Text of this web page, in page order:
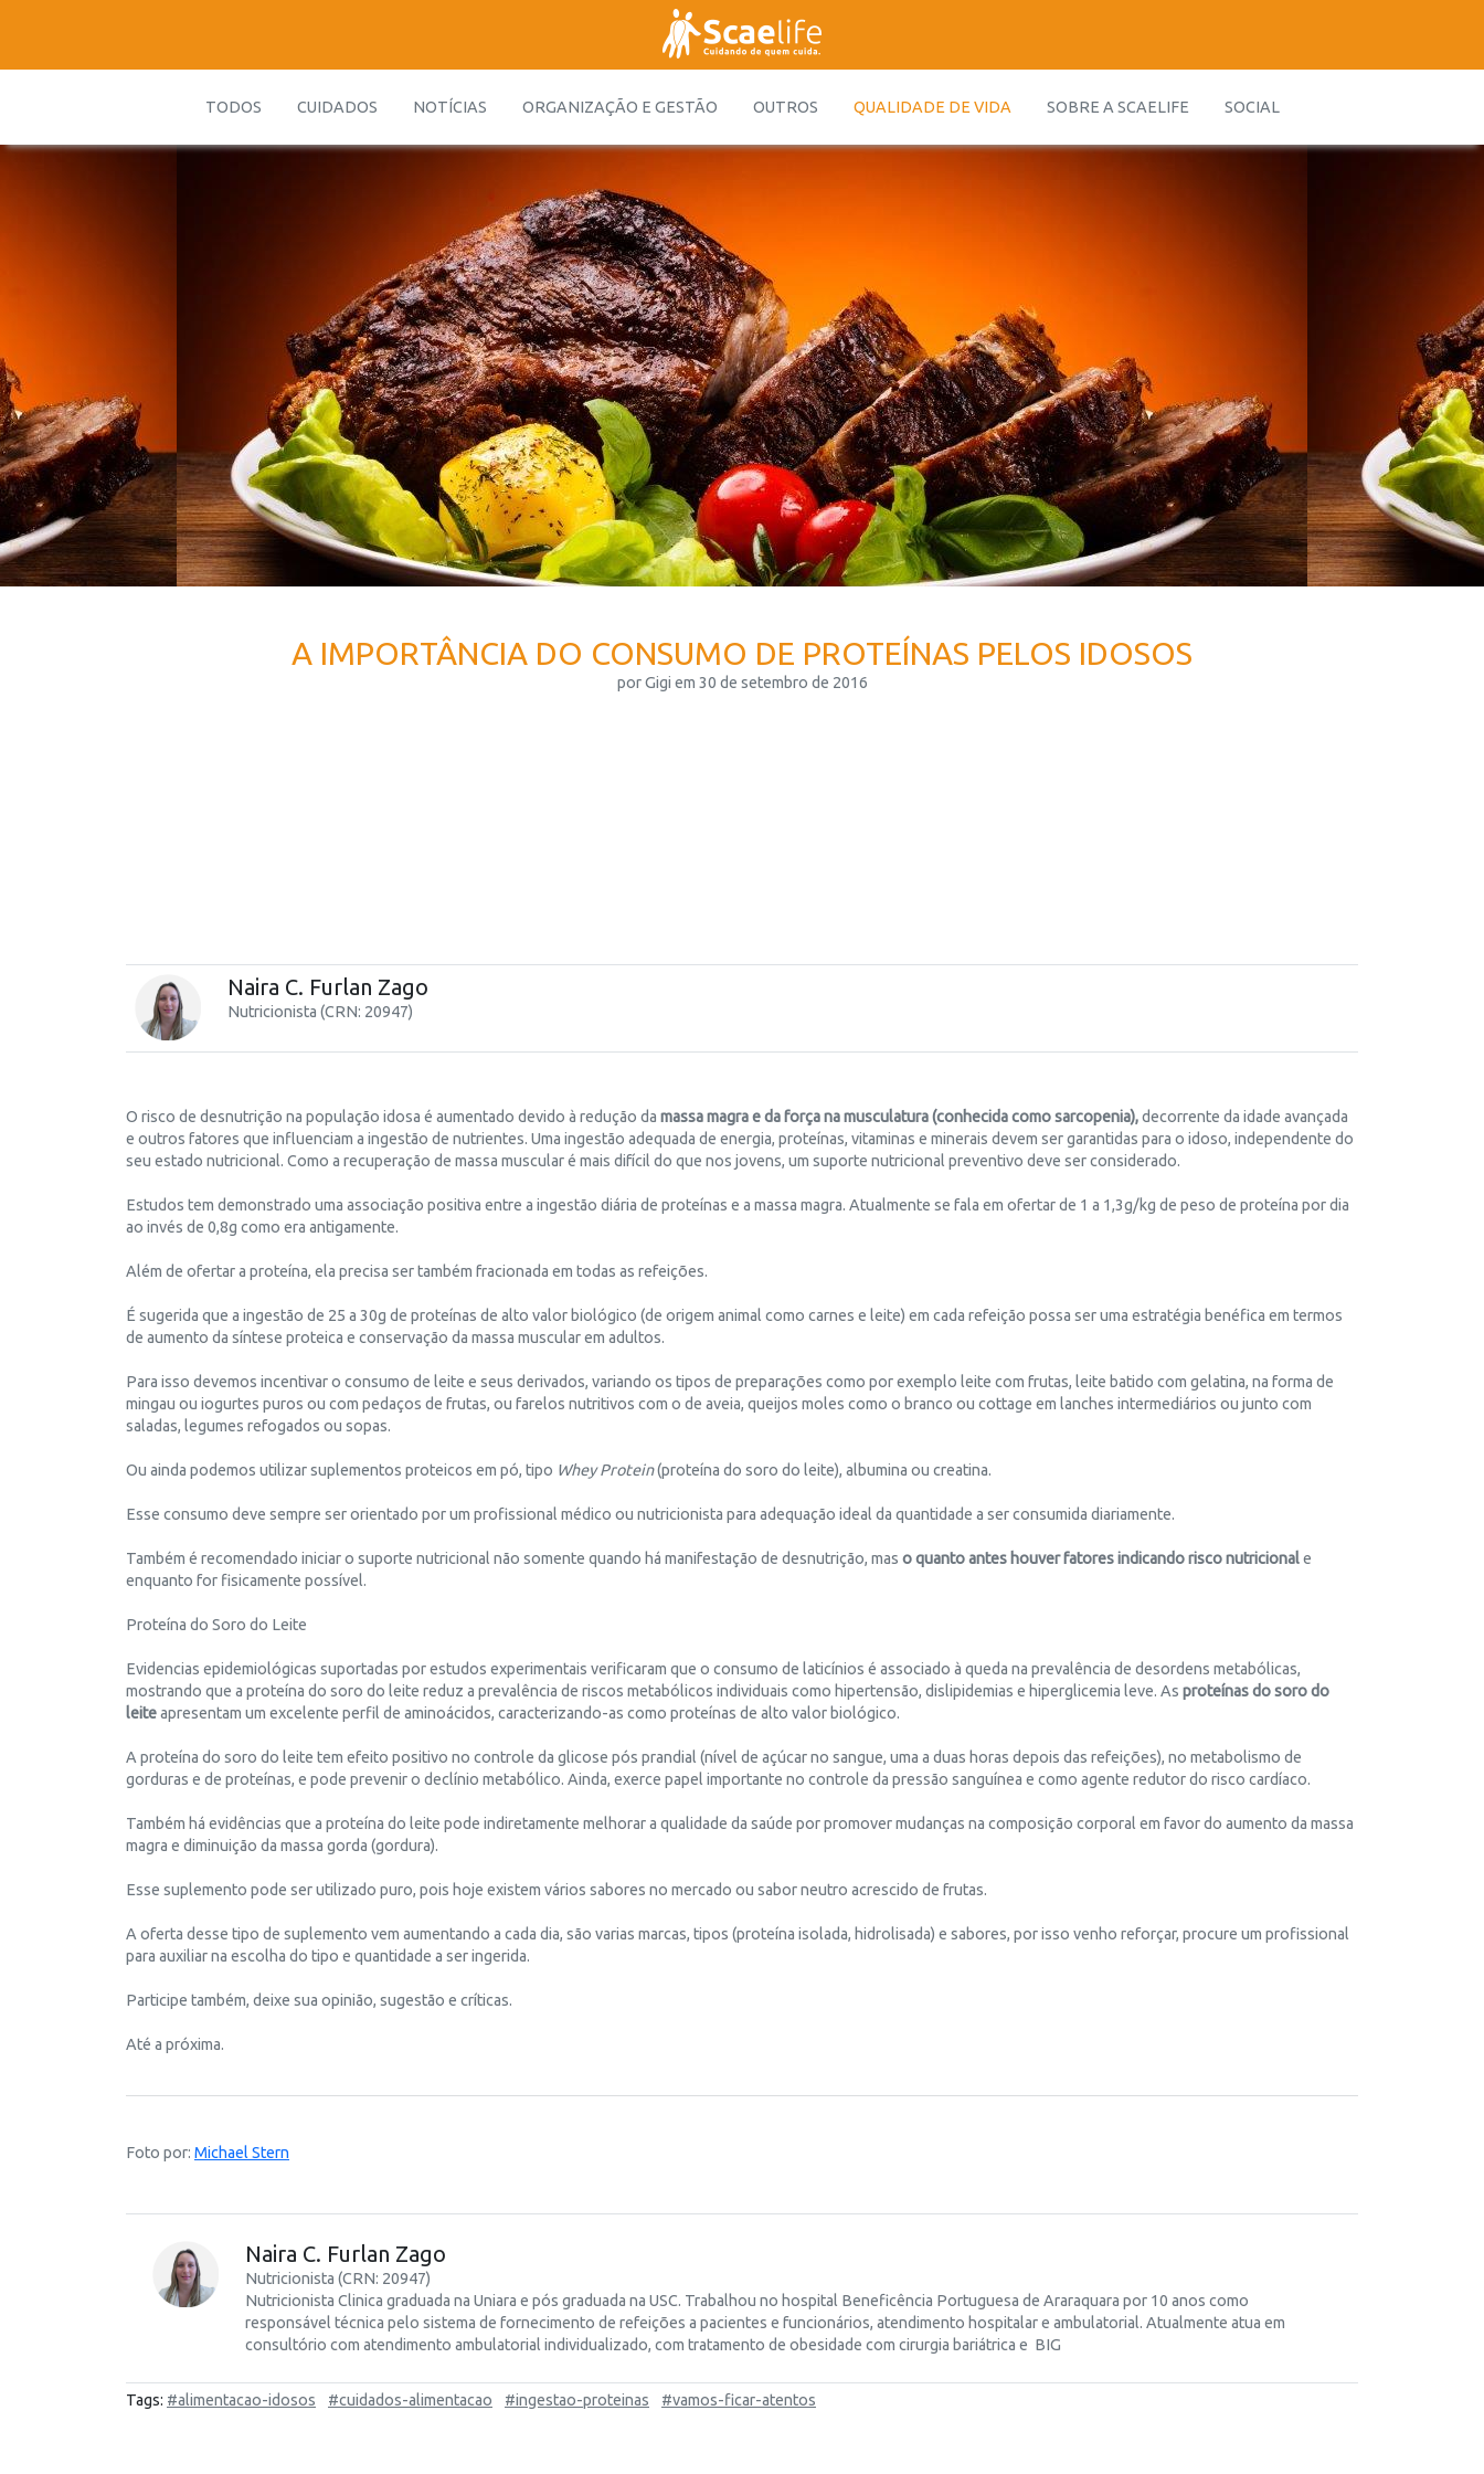
TODOS CUIDADOS NOTÍCIAS ORGANIZAÇÃO E GESTÃO OUTROS QUALIDADE DE VIDA SOBRE A SCAELIFE SOCIAL
A IMPORTÂNCIA DO CONSUMO DE PROTEÍNAS PELOS IDOSOS
por Gigi em 30 de setembro de 2016
Naira C. Furlan Zago
Nutricionista (CRN: 20947)
O risco de desnutrição na população idosa é aumentado devido à redução da massa magra e da força na musculatura (conhecida como sarcopenia),decorrente da idade avançada
e outros fatores que influenciam a ingestão de nutrientes. Uma ingestão adequada de energia, proteínas, vitaminas e minerais devem ser garantidas para o idoso, independente do
seu estado nutricional. Como a recuperação de massa muscular é mais difícil do que nos jovens, um suporte nutricional preventivo deve ser considerado.
Estudos tem demonstrado uma associação positiva entre a ingestão diária de proteínas e a massa magra. Atualmente se fala em ofertar de 1 a 1,3g/kg de peso de proteína por dia
ao invés de 0,8g como era antigamente.
Além de ofertar a proteína, ela precisa ser também fracionada em todas as refeições.
É sugerida que a ingestão de 25 a 30g de proteínas de alto valor biológico (de origem animal como carnes e leite) em cada refeição possa ser uma estratégia benéfica em termos
de aumento da síntese proteica e conservação da massa muscular em adultos.
Para isso devemos incentivar o consumo de leite e seus derivados, variando os tipos de preparações como por exemplo leite com frutas, leite batido com gelatina, na forma de
mingau ou iogurtes puros ou com pedaços de frutas, ou farelos nutritivos com o de aveia, queijos moles como o branco ou cottage em lanches intermediários ou junto com
saladas, legumes refogados ou sopas.
Ou ainda podemos utilizar suplementos proteicos em pó, tipo Whey Protein(proteína do soro do leite), albumina ou creatina.
Esse consumo deve sempre ser orientado por um profissional médico ou nutricionista para adequação ideal da quantidade a ser consumida diariamente.
Também é recomendado iniciar o suporte nutricional não somente quando há manifestação de desnutrição, mas o quanto antes houver fatores indicandorisco nutricionale
enquanto for fisicamente possível.
Proteína do Soro do Leite
Evidencias epidemiológicas suportadas por estudos experimentais verificaram que o consumo de laticínios é associado à queda na prevalência de desordens metabólicas,
mostrando que a proteína do soro do leite reduz a prevalência de riscos metabólicos individuais como hipertensão, dislipidemias e hiperglicemia leve. As proteínas do soro do
leiteapresentam um excelente perfil de aminoácidos, caracterizando-as como proteínas de alto valor biológico.
A proteína do soro do leite tem efeito positivo no controle da glicose pós prandial (nível de açúcar no sangue, uma a duas horas depois das refeições), no metabolismo de
gorduras e de proteínas, e pode prevenir o declínio metabólico. Ainda, exerce papel importante no controle da pressão sanguínea e como agente redutor do risco cardíaco.
Também há evidências que a proteína do leite pode indiretamente melhorar a qualidade da saúde por promover mudanças na composição corporal em favor do aumento da massa
magra e diminuição da massa gorda (gordura).
Esse suplemento pode ser utilizado puro, pois hoje existem vários sabores no mercado ou sabor neutro acrescido de frutas.
A oferta desse tipo de suplemento vem aumentando a cada dia, são varias marcas, tipos (proteína isolada, hidrolisada) e sabores, por isso venho reforçar, procure um profissional
para auxiliar na escolha do tipo e quantidade a ser ingerida.
Participe também, deixe sua opinião, sugestão e críticas.
Até a próxima.
Foto por: Michael Stern
Naira C. Furlan Zago
Nutricionista (CRN: 20947)
Nutricionista Clinica graduada na Uniara e pós graduada na USC. Trabalhou no hospital Beneficência Portuguesa de Araraquara por 10 anos como
responsável técnica pelo sistema de fornecimento de refeições a pacientes e funcionários, atendimento hospitalar e ambulatorial. Atualmente atua em
consultório com atendimento ambulatorial individualizado, com tratamento de obesidade com cirurgia bariátrica e BIG
Tags: #alimentacao-idosos #cuidados-alimentacao #ingestao-proteinas #vamos-ficar-atentos